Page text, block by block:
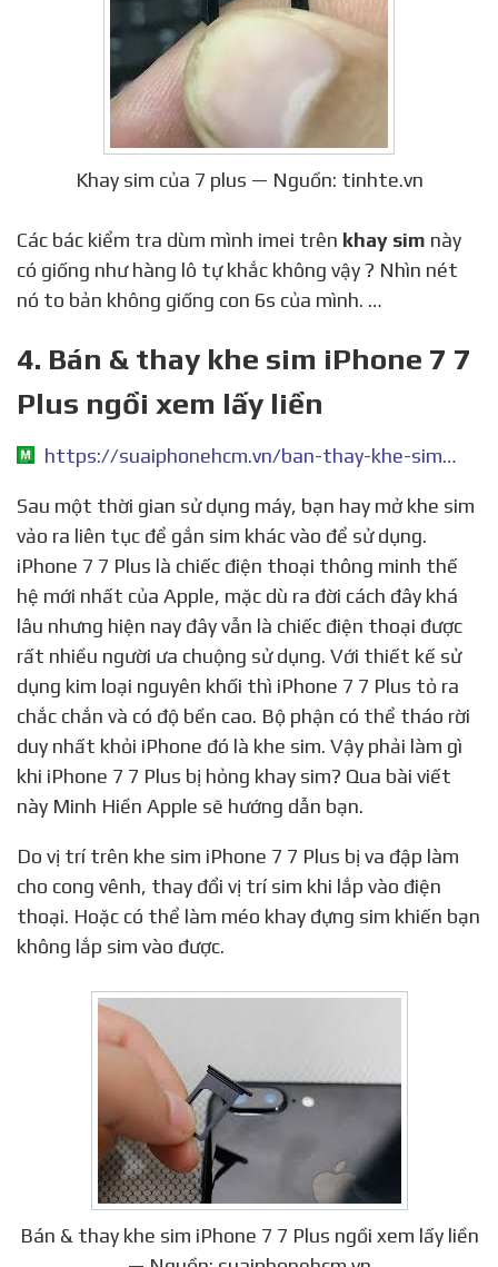
Khay sim của 7 plus — Nguồn: tinhte.vn
Các bác kiểm tra dùm mình imei trên khay sim này
có giống như hàng lô tự khắc không vậy ? Nhìn nét
nó to bản không giống con 6s của mình. …
4. Bán & thay khe sim iPhone 7 7
Plus ngồi xem lấy liền
https://suaiphonehcm.vn/ban-thay-khe-sim-iphone-7-7-plus-ngoi-xem-lay-lien/
Sau một thời gian sử dụng máy, bạn hay mở khe sim
vảo ra liên tục để gắn sim khác vào để sử dụng.
iPhone 7 7 Plus là chiếc điện thoại thông minh thế
hệ mới nhất của Apple, mặc dù ra đời cách đây khá
lâu nhưng hiện nay đây vẫn là chiếc điện thoại được
rất nhiều người ưa chuộng sử dụng. Với thiết kế sử
dụng kim loại nguyên khối thì iPhone 7 7 Plus tỏ ra
chắc chắn và có độ bền cao. Bộ phận có thể tháo rời
duy nhất khỏi iPhone đó là khe sim. Vậy phải làm gì
khi iPhone 7 7 Plus bị hỏng khay sim? Qua bài viết
này Minh Hiền Apple sẽ hướng dẫn bạn.
Do vị trí trên khe sim iPhone 7 7 Plus bị va đập làm
cho cong vênh, thay đổi vị trí sim khi lắp vào điện
thoại. Hoặc có thể làm méo khay đựng sim khiến bạn
không lắp sim vào được.
Bán & thay khe sim iPhone 7 7 Plus ngồi xem lấy liền